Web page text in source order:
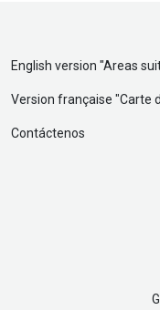
English version "Areas
Version française "Carte
Contáctenos